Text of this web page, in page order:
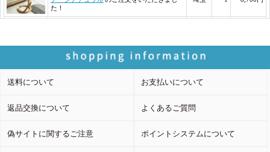
送料について お支払いについて
返品交換について よくあるご質問
偽サイトに関するご注意 ポイントシステムについて